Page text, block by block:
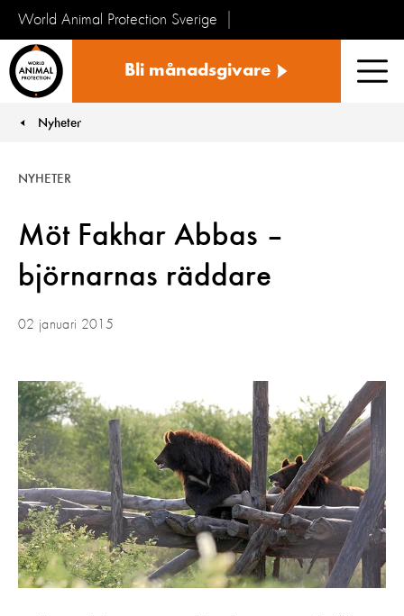
World Animal Protection Sverige
Bli månadsgivare
You are here:
Nyheter
Möt Fakhar Abbas –
björnarnas räddare
NYHETER
02 januari 2015